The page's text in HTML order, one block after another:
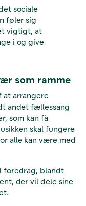
sociale
føler sig
vigtigt, at
i og give
som ramme
at arrangere
andet fællessang
som kan få
skal fungere
alle kan være med
foredrag, blandt
der vil dele sine